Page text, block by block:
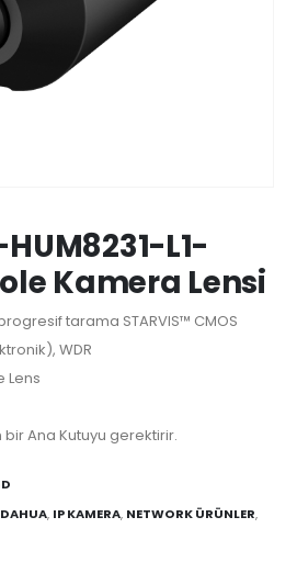
L1-
Kamera Lensi
tarama STARVIS™ CMOS
WDR
Lens
bir Ana Kutuyu gerektirir.
DAHUA, IP KAMERA, NETWORK ÜRÜNLER,